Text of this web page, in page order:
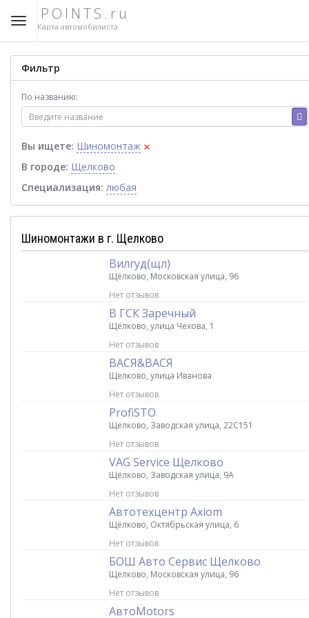
POINTS.ru
Карта автомобилиста
Фильтр
По названию:
Вы ищете: Шиномонтаж ×
В городе: Щелково
Специализация: любая
Шиномонтажи в г. Щелково
Вилгуд(щл)
Щёлково, Московская улица, 96
Нет отзывов
В ГСК Заречный
Щёлково, улица Чехова, 1
Нет отзывов
ВАСЯ&ВАСЯ
Щелково, улица Иванова
Нет отзывов
ProfiSTO
Щелково, Заводская улица, 22С151
Нет отзывов
VAG Service Щелково
Щёлково, Заводская улица, 9А
Нет отзывов
Автотехцентр Axiom
Щёлково, Октябрьская улица, 6
Нет отзывов
БОШ Авто Сервис Щелково
Щелково, Московская улица, 96
Нет отзывов
АвтоMotors